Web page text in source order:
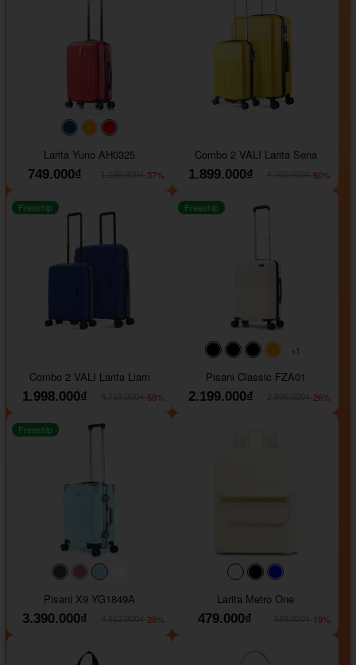
#093f69#ffa500
Larita Yuno AH0325
749.000₫
-37%
Combo 2 VALI Larita Sena
1.899.000₫
-60%
Freeship
Combo 2 VALI Larita Liam
1.998.000₫
-58%
#000000#000000#000000
+1
Freeship
Pisani Classic FZA01
2.199.000₫
-26%
#40454a#b76e79
Freeship
Pisani X9 YG1849A
3.390.000₫
-26%
#faf0e6#000000
Larita Metro One
479.000₫
-19%